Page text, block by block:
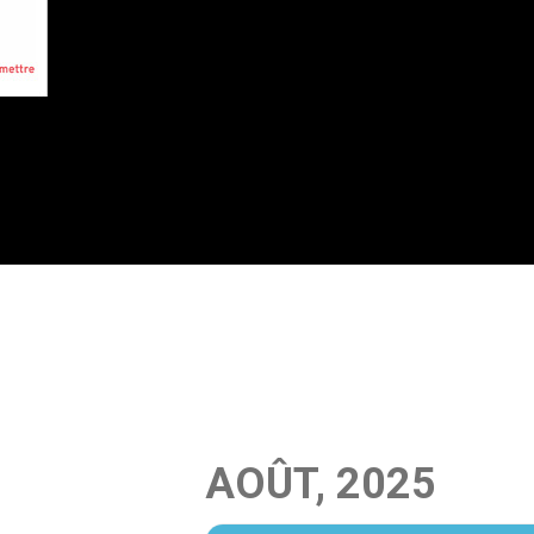
AOÛT, 2025